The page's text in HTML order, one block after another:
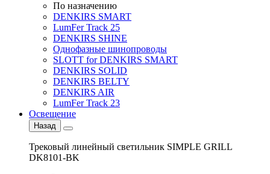
По назначению
DENKIRS SMART
LumFer Track 25
DENKIRS SHINE
Однофазные шинопроводы
SLOTT for DENKIRS SMART
DENKIRS SOLID
DENKIRS BELTY
DENKIRS AIR
LumFer Track 23
Освещение
Назад
Трековый линейный светильник SIMPLE GRILL
DK8101-BK